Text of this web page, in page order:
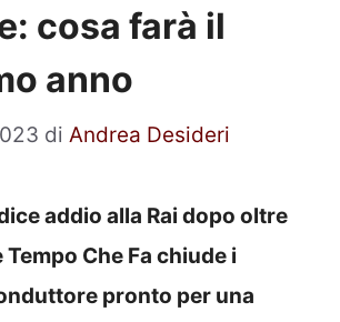
cosa farà il
anno
di Andrea Desideri
addio alla Rai dopo oltre
Tempo Che Fa chiude i
pronto per una